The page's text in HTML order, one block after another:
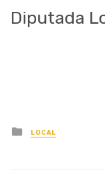
Diputada
Posted
in
LOCAL